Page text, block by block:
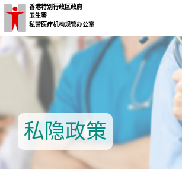
重要提示
重要提示
香港特别行政区政府
卫生署
私营医疗机构规管办公室
私隐政策